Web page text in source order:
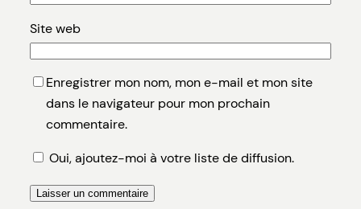
Site web
Enregistrer mon nom, mon e-mail et mon site
dans le navigateur pour mon prochain
commentaire.
Oui, ajoutez-moi à votre liste de diffusion.